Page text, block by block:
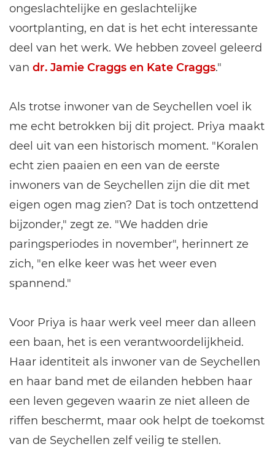
ongeslachtelijke en geslachtelijke
voortplanting, en dat is het echt interessante
deel van het werk. We hebben zoveel geleerd
van dr. Jamie Craggs en Kate Craggs."
Als trotse inwoner van de Seychellen voel ik
me echt betrokken bij dit project. Priya maakt
deel uit van een historisch moment. "Koralen
echt zien paaien en een van de eerste
inwoners van de Seychellen zijn die dit met
eigen ogen mag zien? Dat is toch ontzettend
bijzonder," zegt ze. "We hadden drie
paringsperiodes in november", herinnert ze
zich, "en elke keer was het weer even
spannend."
Voor Priya is haar werk veel meer dan alleen
een baan, het is een verantwoordelijkheid.
Haar identiteit als inwoner van de Seychellen
en haar band met de eilanden hebben haar
een leven gegeven waarin ze niet alleen de
riffen beschermt, maar ook helpt de toekomst
van de Seychellen zelf veilig te stellen.